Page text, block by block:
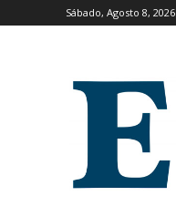
Sábado, Agosto 8, 2026